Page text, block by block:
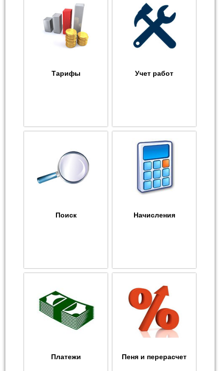
Тарифы Учет работ
Поиск Начисления
Платежи Пеня и перерасчет